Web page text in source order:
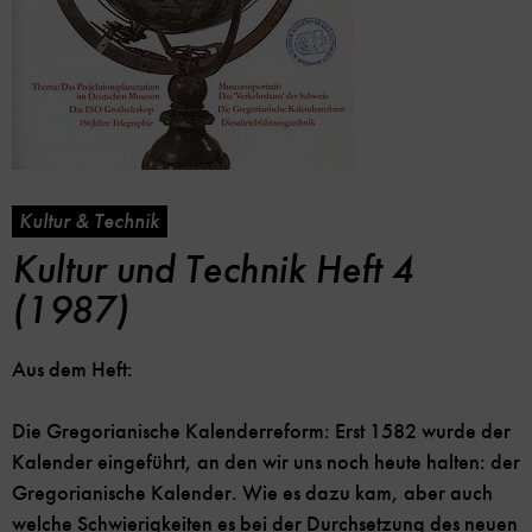
Kultur & Technik
Kultur und Technik Heft 4
(1987)
Aus dem Heft:
Die Gregorianische Kalenderreform: Erst 1582 wurde der
Kalender eingeführt, an den wir uns noch heute halten: der
Gregorianische Kalender. Wie es dazu kam, aber auch
welche Schwierigkeiten es bei der Durchsetzung des neuen